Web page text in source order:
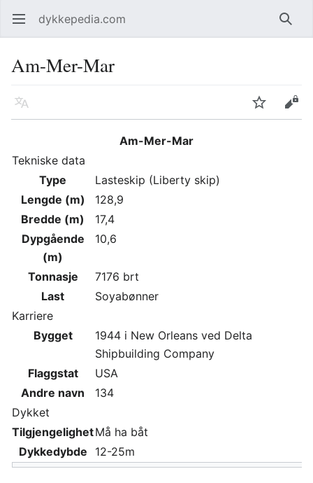
Åpne hovedmenyen dykkepedia.com Søk
Am-Mer-Mar
Språk Overvåk Rediger
Am-Mer-Mar
Tekniske data
Type
Lasteskip (Liberty skip)
Lengde (m)
128,9
Bredde (m)
17,4
Dypgående
(m)
10,6
Tonnasje
7176 brt
Last
Soyabønner
Karriere
Bygget
1944 i New Orleans ved Delta
Shipbuilding Company
Flaggstat
USA
Andre navn
134
Dykket
TilgjengelighetMå ha båt
Dykkedybde
12-25m